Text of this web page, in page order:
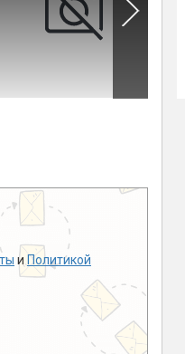
и Политикой